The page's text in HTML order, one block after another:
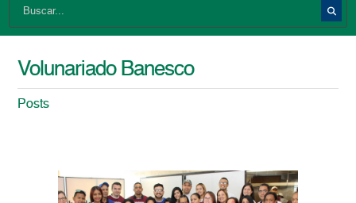
Volunariado Banesco
Posts